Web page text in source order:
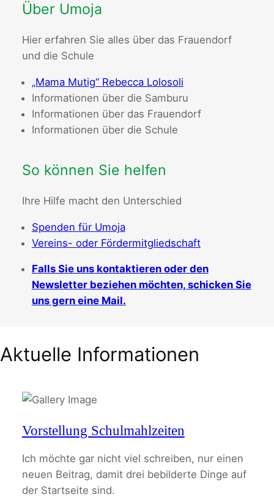
Über Umoja
Hier erfahren Sie alles über das Frauendorf
und die Schule
„Mama Mutig“ Rebecca Lolosoli
Informationen über die Samburu
Informationen über das Frauendorf
Informationen über die Schule
So können Sie helfen
Ihre Hilfe macht den Unterschied
Spenden für Umoja
Vereins- oder Fördermitgliedschaft
Falls Sie uns kontaktieren oder den
Newsletter beziehen möchten, schicken Sie
uns gern eine Mail.
Aktuelle Informationen
Vorstellung Schulmahlzeiten
Ich möchte gar nicht viel schreiben, nur einen
neuen Beitrag, damit drei bebilderte Dinge auf
der Startseite sind.